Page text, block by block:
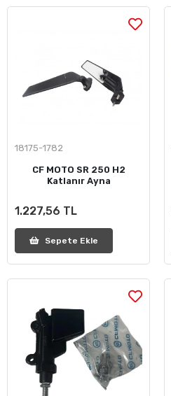
18175-1782
CF MOTO SR 250 H2
Katlanır Ayna
1.227,56 TL
Sepete Ekle